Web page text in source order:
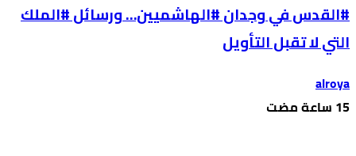
#القدس في وجدان #الهاشميين… ورسائل #الملك
التي لا تقبل التأويل
alroya